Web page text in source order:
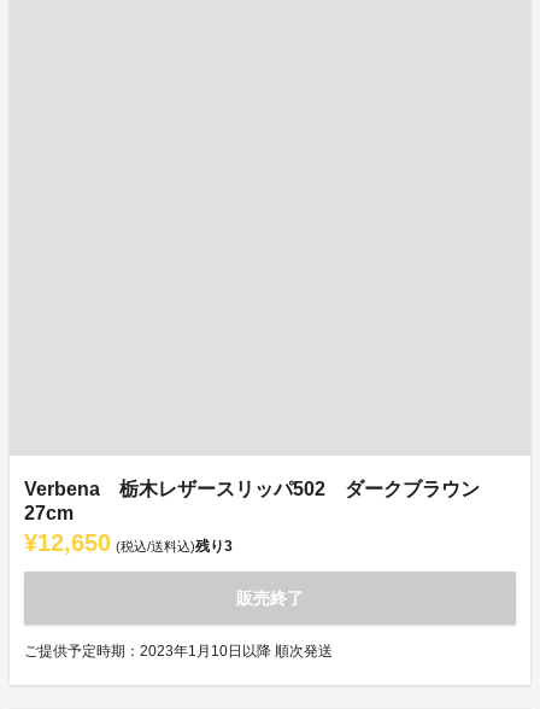
Verbena 栃木レザースリッパ502 ダークブラウン
27cm
¥12,650 (税込/送料込)残り3
販売終了
ご提供予定時期：2023年1月10日以降 順次発送